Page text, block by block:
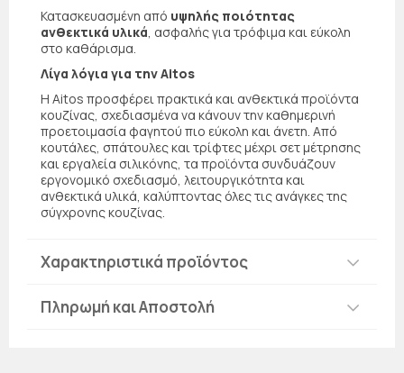
Κατασκευασμένη από υψηλής ποιότητας
ανθεκτικά υλικά , ασφαλής για τρόφιμα και εύκολη
στο καθάρισμα.
Λίγα λόγια για την Aitos
Η Aitos προσφέρει πρακτικά και ανθεκτικά προϊόντα
κουζίνας, σχεδιασμένα να κάνουν την καθημερινή
προετοιμασία φαγητού πιο εύκολη και άνετη. Από
κουτάλες, σπάτουλες και τρίφτες μέχρι σετ μέτρησης
και εργαλεία σιλικόνης, τα προϊόντα συνδυάζουν
εργονομικό σχεδιασμό, λειτουργικότητα και
ανθεκτικά υλικά, καλύπτοντας όλες τις ανάγκες της
σύγχρονης κουζίνας.
Χαρακτηριστικά προϊόντος
Πληρωμή και Αποστολή